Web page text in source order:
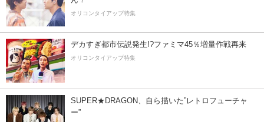
オリコンタイアップ特集
デカすぎ都市伝説発生!?ファミマ45％増量作戦再来
オリコンタイアップ特集
SUPER★DRAGON、自ら描いた”レトロフューチャ
ー”